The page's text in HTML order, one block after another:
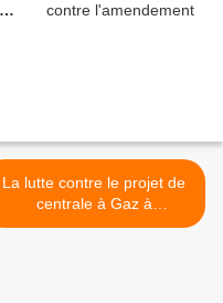
La lutte contre le projet de
centrale à Gaz à
Landivisiau continue: